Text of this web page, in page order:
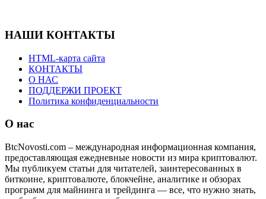
НАШИ КОНТАКТЫ
HTML-карта сайта
КОНТАКТЫ
О НАС
ПОДДЕРЖИ ПРОЕКТ
Политика конфиденциальности
О нас
BtcNovosti.com – международная информационная компания,
предоставляющая ежедневные новости из мира криптовалют.
Мы публикуем статьи для читателей, заинтересованных в
биткоине, криптовалюте, блокчейне, аналитике и обзорах
программ для майнинга и трейдинга — все, что нужно знать,